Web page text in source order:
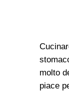
molto
piace